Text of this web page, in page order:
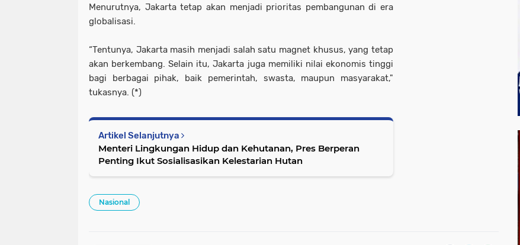
Menurutnya, Jakarta tetap akan menjadi prioritas pembangunan di era
globalisasi.
“Tentunya, Jakarta masih menjadi salah satu magnet khusus, yang tetap
akan berkembang. Selain itu, Jakarta juga memiliki nilai ekonomis tinggi
bagi berbagai pihak, baik pemerintah, swasta, maupun masyarakat,"
tukasnya. (*)
Artikel Selanjutnya
Menteri Lingkungan Hidup dan Kehutanan, Pres Berperan
Penting Ikut Sosialisasikan Kelestarian Hutan
Nasional